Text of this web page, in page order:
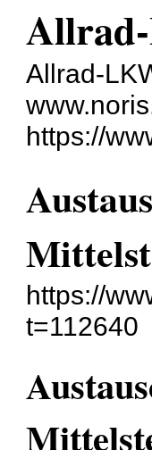
Allrad-
https://
https://
t=112640